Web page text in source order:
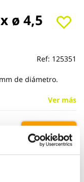
ø 4,5
Ref: 125351
de diámetro.
Ver más
3,45 €